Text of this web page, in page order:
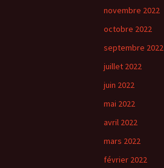
novembre 2022
octobre 2022
septembre 2022
juillet 2022
juin 2022
mai 2022
avril 2022
mars 2022
février 2022